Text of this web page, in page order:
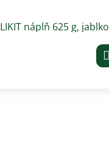
LIKIT náplň 625 g, jablko